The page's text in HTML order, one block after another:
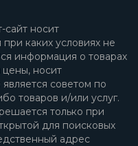
носит
каких условиях не
информация о товарах
цены, носит
советом по
товаров и/или услуг.
только при
для поисковых
адрес